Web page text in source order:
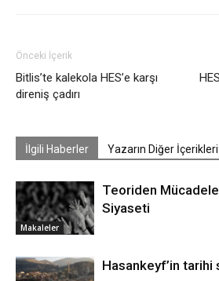
Önceki İçerik
Bitlis’te kalekola HES’e karşı
direniş çadırı
İlgili Haberler Yazarın Diğer İçerikleri
Makaleler
Teoriden
Siyaseti
Hasankeyf’in